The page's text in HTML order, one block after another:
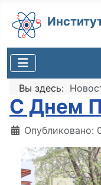
Вы здесь:
С Днем
Информация о
Опубликовано: